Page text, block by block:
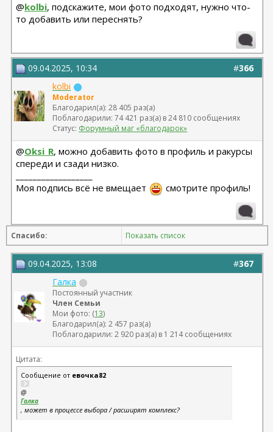
@kolbi, подскажите, мои фото подходят, нужно что-
то добавить или переснять?
#366
09.04.2025, 10:34
kolbi
Moderator
Благодарил(а): 28 405 раз(а)
Поблагодарили: 74 421 раз(а) в 24 810 сообщениях
Статус: Форумный маг «благодарок»
@Oksi_R, можно добавить фото в профиль и ракурсы
спереди и сзади низко.
Моя подпись всё не вмещает
смотрите профиль!
Спасибо: Показать список
#367
09.04.2025, 13:08
Галка
Постоянный участник
Член Семьи
Мои фото: (13)
Благодарил(а): 2 457 раз(а)
Поблагодарили: 2 920 раз(а) в 1 214 сообщениях
Цитата:
Сообщение от евочка82
@
Галка
, может в процессе выбора / расширят комплекс?